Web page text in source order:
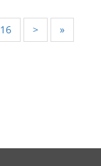
16 > »